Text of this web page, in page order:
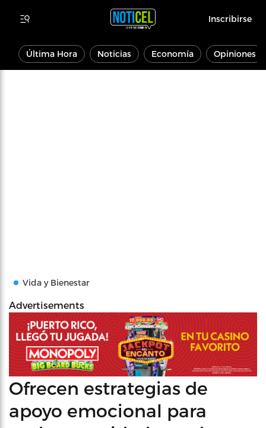
Inscribirse
Última Hora Noticias Economía Opiniones
Vida y Bienestar
Advertisements
Ofrecen estrategias de
apoyo emocional para